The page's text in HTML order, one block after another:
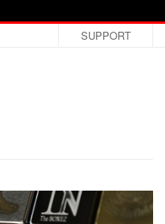
SUPPORT